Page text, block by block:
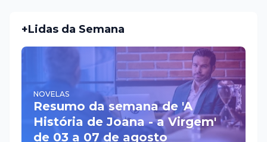
+Lidas da Semana
NOVELAS
Resumo da semana de 'A
História de Joana - a Virgem'
de 03 a 07 de agosto